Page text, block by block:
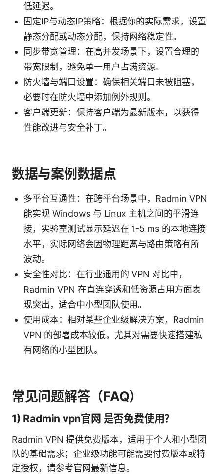
低延迟。
固定IP与动态IP策略：根据你的实际需求，设置
静态分配或动态分配，保持网络稳定性。
同步带宽管理：在高并发场景下，设置合理的
带宽限制，避免单一用户占满资源。
防火墙与端口设置：确保相关端口未被阻塞，
必要时在防火墙中添加例外规则。
客户端更新：保持客户端为最新版本，以获得
性能改进与安全补丁。
数据与案例数据点
多平台互通性：在跨平台场景中，Radmin VPN
能实现 Windows 与 Linux 主机之间的平滑连
接，实验室测试显示延迟在 1-5 ms 的本地连接
水平，实际网络会因物理距离与路由策略有所
波动。
安全性对比：在行业通用的 VPN 对比中，
Radmin VPN 在直连穿透和低资源占用方面表
现突出，适合中小型团队使用。
使用成本：相对某些企业级解决方案，Radmin
VPN 的部署成本较低，尤其对需要快速搭建私
有网络的小型团队。
常见问题解答（FAQ）
1) Radmin vpn官网 是否免费使用？
Radmin VPN 提供免费版本，适用于个人和小型团
队的基础需求；企业级功能可能需要付费版本或特
定授权，请参考官网最新信息。